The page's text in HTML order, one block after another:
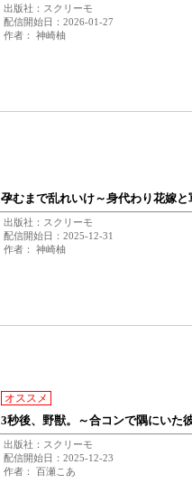
出版社：スクリーモ
配信開始日：2026-01-27
作者： 神崎柚
孕むまで乱れいけ～身代わり花嫁と
出版社：スクリーモ
配信開始日：2025-12-31
作者： 神崎柚
オススメ
3秒後、野獣。～合コンで隅にいた
出版社：スクリーモ
配信開始日：2025-12-23
作者： 百瀬こあ